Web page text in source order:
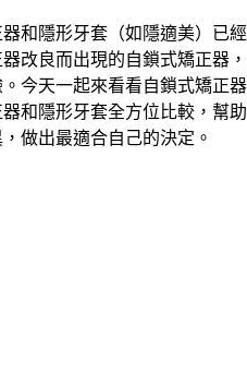
和隱形牙套（如隱適美）已經
改良而出現的自鎖式矯正器，
今天一起來看看自鎖式矯正器
和隱形牙套全方位比較，幫助
做出最適合自己的決定。